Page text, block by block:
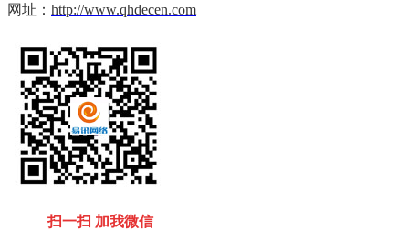
网址： http://www.qhdecen.com
扫一扫 加我微信